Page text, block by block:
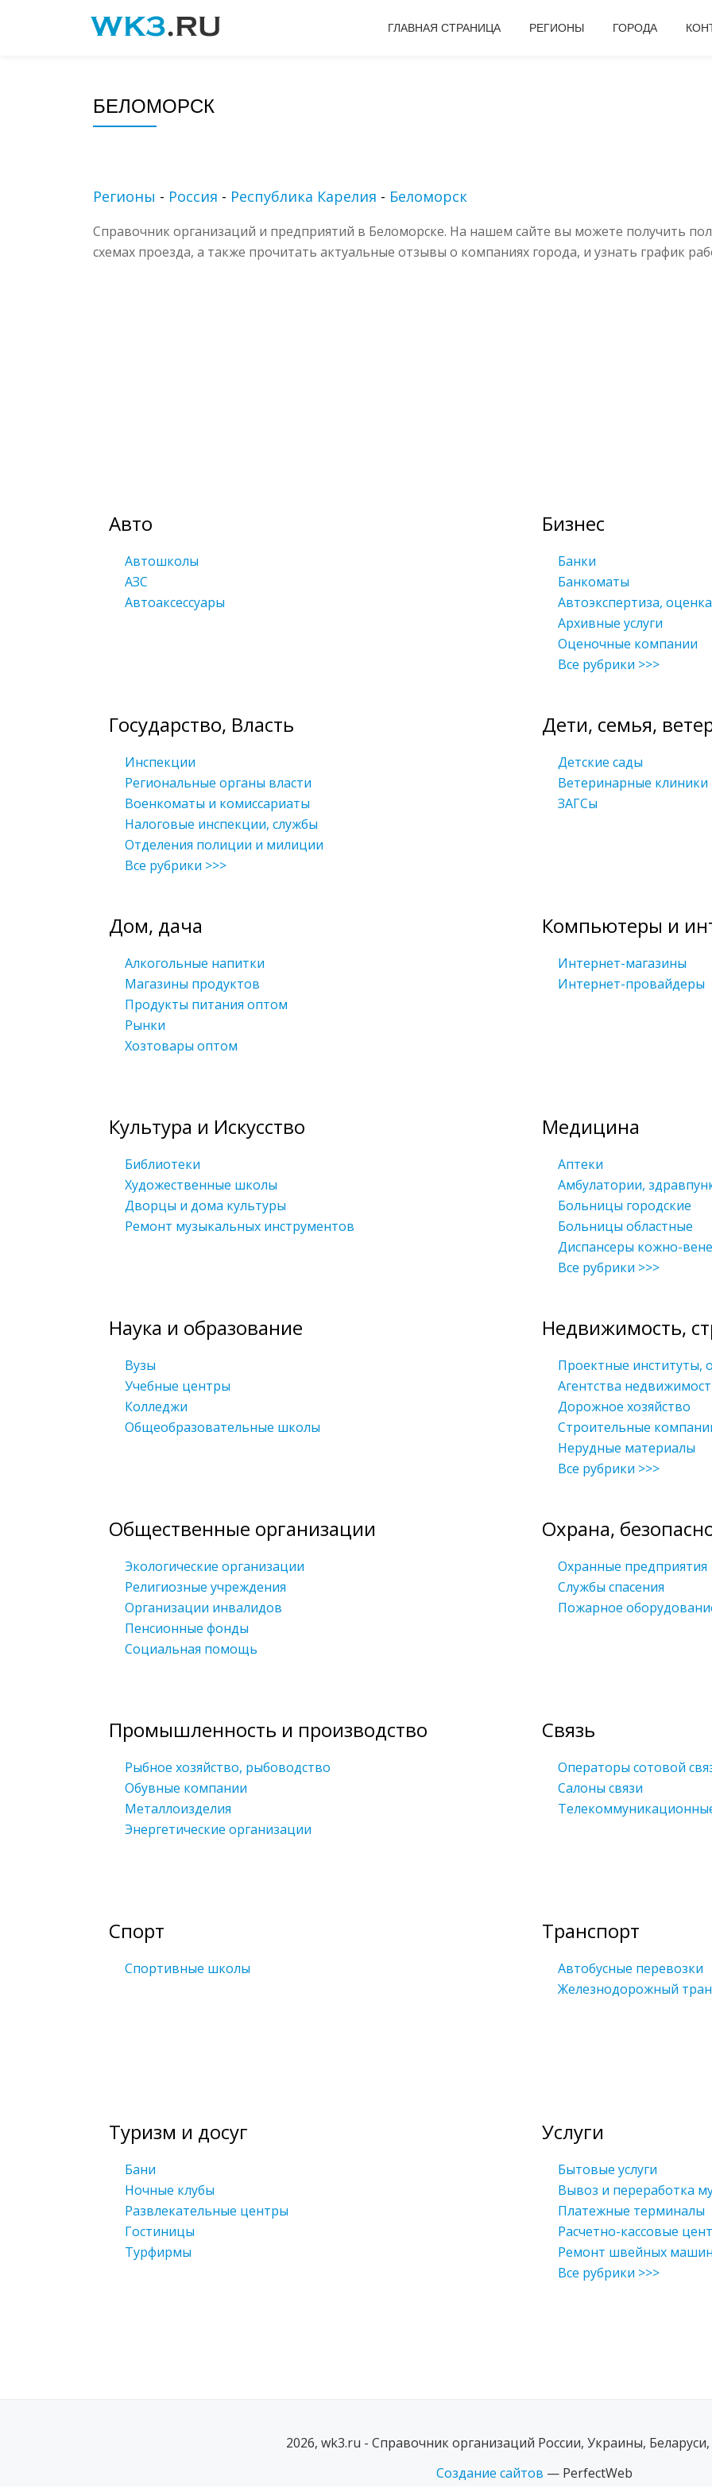
ГЛАВНАЯ СТРАНИЦА РЕГИОНЫ ГОРОДА
БЕЛОМОРСК
Регионы - Россия - Республика Карелия - Беломорск
Справочник организаций и предприятий в Беломорске. На нашем сайте вы можете получить
схемах проезда, а также прочитать актуальные отзывы о компаниях города, и узнать график
Авто
Автошколы
АЗС
Автоаксессуары
Бизнес
Банки
Банкоматы
Автоэкспертиза,
Архивные услуги
Оценочные компании
Все рубрики >>>
Государство, Власть
Инспекции
Региональные органы власти
Военкоматы и комиссариаты
Налоговые инспекции, службы
Отделения полиции и милиции
Все рубрики >>>
Дети, семья,
Детские сады
Ветеринарные клиники
ЗАГСы
Дом, дача
Алкогольные напитки
Магазины продуктов
Продукты питания оптом
Рынки
Хозтовары оптом
Компьютеры и
Интернет-магазины
Интернет-провайдеры
Культура и Искусство
Библиотеки
Художественные школы
Дворцы и дома культуры
Ремонт музыкальных инструментов
Медицина
Аптеки
Амбулатории,
Больницы городские
Больницы областные
Диспансеры кожно-
Все рубрики >>>
Наука и образование
Вузы
Учебные центры
Колледжи
Общеобразовательные школы
Недвижимость,
Проектные институты,
Агентства
Дорожное хозяйство
Строительные
Нерудные материалы
Все рубрики >>>
Общественные организации
Экологические организации
Религиозные учреждения
Организации инвалидов
Пенсионные фонды
Социальная помощь
Охрана,
Охранные предприятия
Службы спасения
Пожарное
Промышленность и производство
Рыбное хозяйство, рыбоводство
Обувные компании
Металлоизделия
Энергетические организации
Связь
Операторы сотовой
Салоны связи
Спорт
Спортивные школы
Транспорт
Автобусные перевозки
Железнодорожный
Туризм и досуг
Бани
Ночные клубы
Развлекательные центры
Гостиницы
Турфирмы
Услуги
Бытовые услуги
Вывоз и переработка
Платежные терминалы
Расчетно-кассовые
Ремонт швейных машин
Все рубрики >>>
2026, wk3.ru - Справочник организаций России, Украины, Беларуси,
Создание сайтов — PerfectWeb